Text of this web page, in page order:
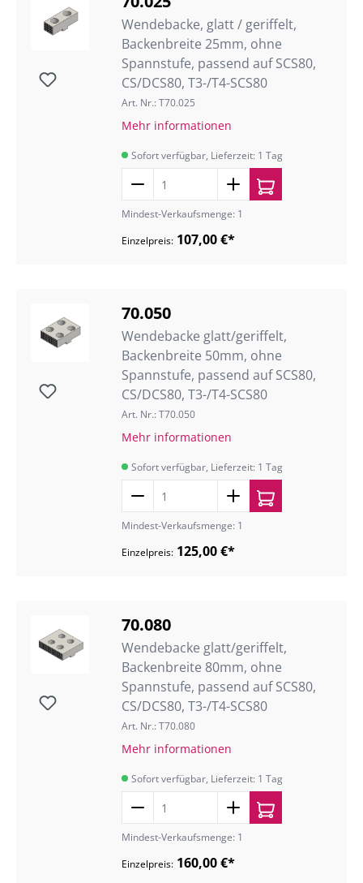
Wendebacke, glatt / geriffelt,
Backenbreite 25mm, ohne
Spannstufe, passend auf SCS80,
CS/DCS80, T3-/T4-SCS80
Art. Nr.: T70.025
Mehr informationen
Sofort verfügbar, Lieferzeit: 1 Tag
Mindest-Verkaufsmenge: 1
Einzelpreis: 107,00 €*
70.050
Wendebacke glatt/geriffelt,
Backenbreite 50mm, ohne
Spannstufe, passend auf SCS80,
CS/DCS80, T3-/T4-SCS80
Art. Nr.: T70.050
Mehr informationen
Sofort verfügbar, Lieferzeit: 1 Tag
Mindest-Verkaufsmenge: 1
Einzelpreis: 125,00 €*
70.080
Wendebacke glatt/geriffelt,
Backenbreite 80mm, ohne
Spannstufe, passend auf SCS80,
CS/DCS80, T3-/T4-SCS80
Art. Nr.: T70.080
Mehr informationen
Sofort verfügbar, Lieferzeit: 1 Tag
Mindest-Verkaufsmenge: 1
Einzelpreis: 160,00 €*